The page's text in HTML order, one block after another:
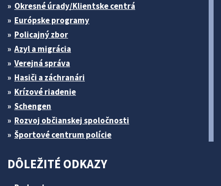
Okresné úrady/Klientske centrá
Európske programy
Policajný zbor
Azyl a migrácia
Verejná správa
Hasiči a záchranári
Krízové riadenie
Schengen
Rozvoj občianskej spoločnosti
Športové centrum polície
DÔLEŽITÉ ODKAZY